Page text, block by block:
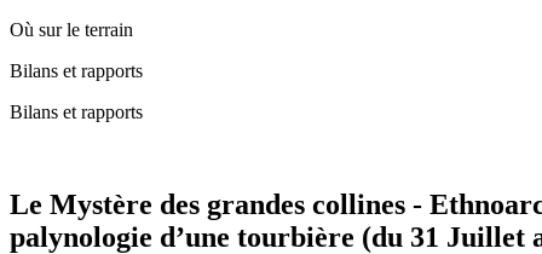
Où sur le terrain
Bilans et rapports
Bilans et rapports
Le Mystère des grandes collines -
palynologie d’une tourbière (du 31 Juillet